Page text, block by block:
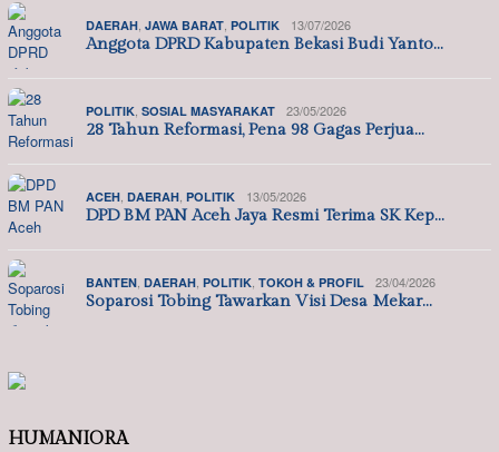
DAERAH JAWA BARAT POLITIK 13/07/2026
Anggota DPRD Kabupaten Bekasi Budi Yanto…
POLITIK SOSIAL MASYARAKAT 23/05/2026
28 Tahun Reformasi, Pena 98 Gagas Perjua…
ACEH DAERAH POLITIK 13/05/2026
DPD BM PAN Aceh Jaya Resmi Terima SK Kep…
BANTEN DAERAH POLITIK TOKOH & PROFIL 23/04/2026
Soparosi Tobing Tawarkan Visi Desa Mekar…
HUMANIORA